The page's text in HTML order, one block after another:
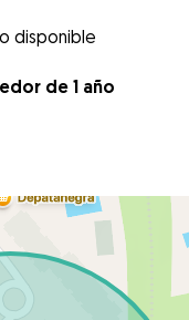
disponible
de 1 año